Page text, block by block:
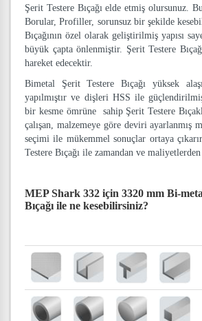
Şerit Testere Bıçağı elde etmiş olursunuz.
Borular, Profiller, sorunsuz bir şekilde
Bıçağının özel olarak geliştirilmiş yapısı
büyük çapta önlenmiştir. Şerit Testere
hareket edecektir.
Bimetal Şerit Testere Bıçağı yüksek
yapılmıştır ve dişleri HSS ile
bir kesme ömrüne sahip Şerit Testere
çalışan, malzemeye göre deviri ayarlanmış
seçimi ile mükemmel sonuçlar ortaya
Testere Bıçağı ile zamandan ve maliyetlerden
MEP Shark 332 için 3320 mm Bi-
Bıçağı ile ne kesebilirsiniz?